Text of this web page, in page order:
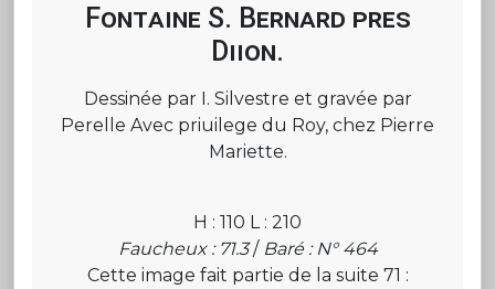
Fontaine S. Bernard pres
Diion.
Dessinée par I. Silvestre et gravée par
Perelle Avec priuilege du Roy, chez Pierre
Mariette.
H : 110 L : 210
Faucheux : 71.3/ Baré : N° 464
Cette image fait partie de la suite 71 :